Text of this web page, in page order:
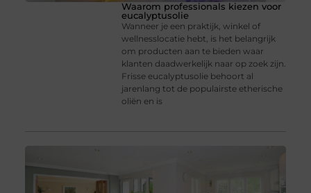
Waarom professionals kiezen voor
eucalyptusolie
Wanneer je een praktijk, winkel of
wellnesslocatie hebt, is het belangrijk
om producten aan te bieden waar
klanten daadwerkelijk naar op zoek zijn.
Frisse eucalyptusolie behoort al
jarenlang tot de populairste etherische
oliën en is